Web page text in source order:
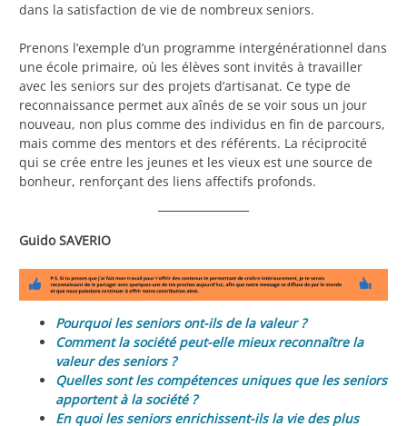
dans la satisfaction de vie de nombreux seniors.
Prenons l’exemple d’un programme intergénérationnel dans
une école primaire, où les élèves sont invités à travailler
avec les seniors sur des projets d’artisanat. Ce type de
reconnaissance permet aux aînés de se voir sous un jour
nouveau, non plus comme des individus en fin de parcours,
mais comme des mentors et des référents. La réciprocité
qui se crée entre les jeunes et les vieux est une source de
bonheur, renforçant des liens affectifs profonds.
Guido SAVERIO
Pourquoi les seniors ont-ils de la valeur ?
Comment la société peut-elle mieux reconnaître la
valeur des seniors ?
Quelles sont les compétences uniques que les seniors
apportent à la société ?
En quoi les seniors enrichissent-ils la vie des plus